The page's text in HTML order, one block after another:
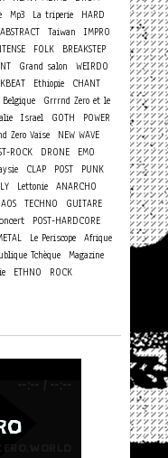
Mp3 La triperie
HARD
ABSTRACT Taiwan
IMPRO
FOLK
BREAKSTEP
Grand salon
WEIRDO
Ethiopie
CHANT
Belgique
Grrrnd Zero et le
Israel GOTH
POWER
Zero Vaise
NEW WAVE
ROCK DRONE
EMO
CLAP POST
PUNK
Lettonie ANARCHO
TECHNO
GUITARE
POST-HARDCORE
Le Periscope
Afrique
Tchèque
Magazine
ETHNO ROCK